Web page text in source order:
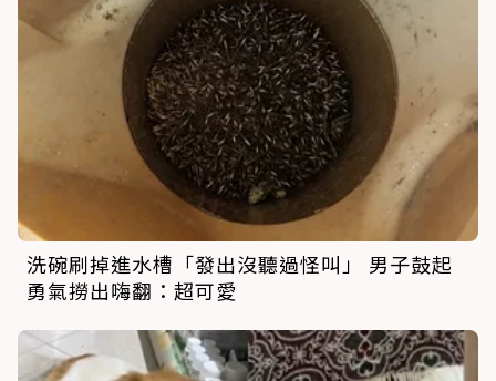
洗碗刷掉進水槽「發出沒聽過怪叫」 男子鼓起
勇氣撈出嗨翻：超可愛